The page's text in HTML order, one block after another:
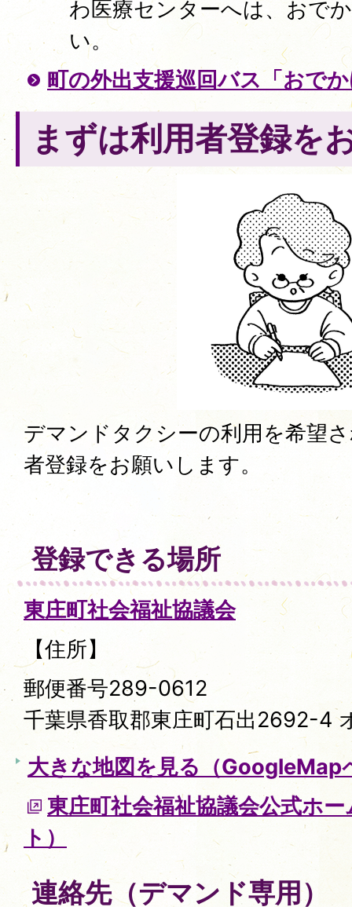
わ医療センターへは、おで
い。
町の外出支援巡回バス「おで
まずは利用者登録を
デマンドタクシーの利用を希望
者登録をお願いします。
登録できる場所
東庄町社会福祉協議会
【住所】
郵便番号289-0612
千葉県香取郡東庄町石出2692-4
大きな地図を見る（GoogleMap
東庄町社会福祉協議会公式ホ
ト）
連絡先（デマンド専用）